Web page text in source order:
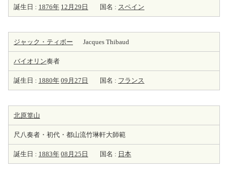
誕生日 : 1876年 12月29日 国名 : スペイン
ジャック・ティボー Jacques Thibaud
バイオリン奏者
誕生日 : 1880年 09月27日 国名 : フランス
北原篁山
尺八奏者・初代・都山流竹琳軒大師範
誕生日 : 1883年 08月25日 国名 : 日本